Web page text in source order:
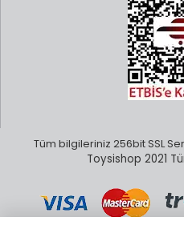
Tüm bilgileriniz 256bit SSL
Toysishop 2021